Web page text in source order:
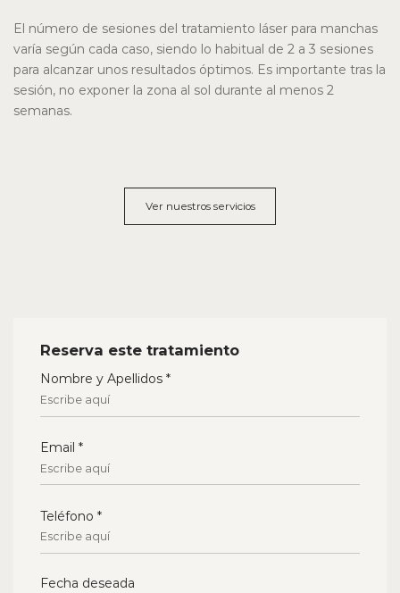
El número de sesiones del tratamiento láser para manchas
varía según cada caso, siendo lo habitual de 2 a 3 sesiones
para alcanzar unos resultados óptimos. Es importante tras la
sesión, no exponer la zona al sol durante al menos 2
semanas.
Ver nuestros servicios
Reserva este tratamiento
Nombre y Apellidos *
Email *
Teléfono *
Fecha deseada